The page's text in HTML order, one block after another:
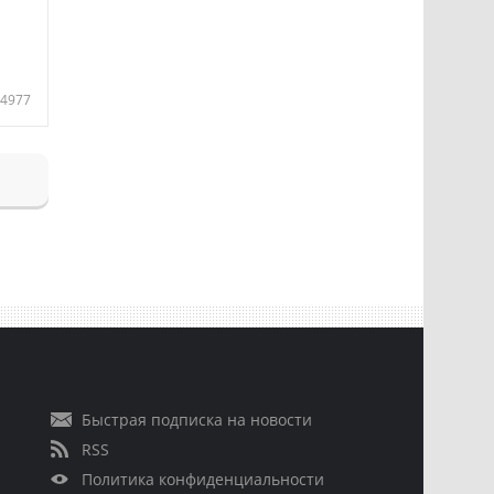
4977
Быстрая подписка на новости
RSS
Политика конфиденциальности